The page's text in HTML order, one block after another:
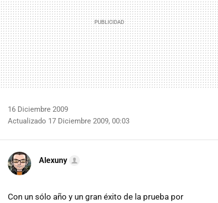
16 Diciembre 2009
Actualizado 17 Diciembre 2009, 00:03
Alexuny
Con un sólo año y un gran éxito de la prueba por